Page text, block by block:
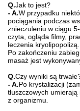
Q.Jak to jest?
- A.W przypadku
pociągania podczas
znieczuleniu w ciągu
czyta, ogląda filmy,
leczenia kryolipopolizą.
Po zakończeniu
masaż jest
Q.Czy wyniki są
- A.Po krystalizacji
tłuszczowych
z organizmu.